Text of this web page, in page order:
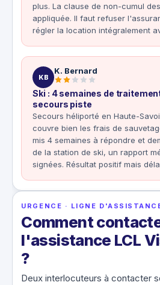
plus. La clause de non-cumul
appliquée. Il faut refuser
régler la location intégralement
KB
K. Bernard
Ski : 4 semaines de
secours piste
Secours héliporté en Haute-
couvre bien les frais de
mis 4 semaines à répondre et
de la station de ski, un rapport
signées. Résultat positif mais
URGENCE · LIGNE
Comment
l'assistance LCL
?
Deux interlocuteurs à contacter